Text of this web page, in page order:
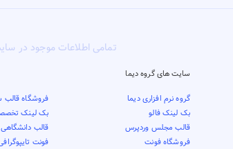
تمامی اطلاعات موجود در
سایت های گروه دیما
گروه نرم افزاری دیما
فروشگاه
بک لینک فالو
بک لینک
قالب مجلس وردپرس
قالب دانشگاهی
فروشگاه فونت
فونت